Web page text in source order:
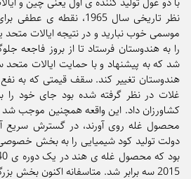
نظر تاریخی سال 1965،
موسمی خوب نبارید و در نتیجه ایالات
را به هندوستان فرستاد تا از بروز فاجعه
شد که به پیشنهاد و با حمایت ایالات
هندوستان تغییر کند. سقف قیمتی که به
غلات در نظر گرفته شده بود جای خود را
کشاورزان داد. این واقعه همچنین موجب شد
محصول غله روی آورند، در گسترش سریع
دولت تولید کود شیمیایی را به بخش خصوصی
2015 سه برابر شد. متاسفانه اکنون بخش